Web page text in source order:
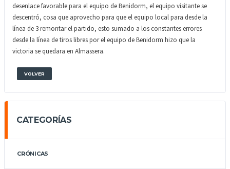
desenlace favorable para el equipo de Benidorm, el equipo visitante se
descentró, cosa que aprovecho para que el equipo local para desde la
línea de 3 remontar el partido, esto sumado a los constantes errores
desde la línea de tiros libres por el equipo de Benidorm hizo que la
victoria se quedara en Almassera.
VOLVER
CATEGORÍAS
CRÓNICAS